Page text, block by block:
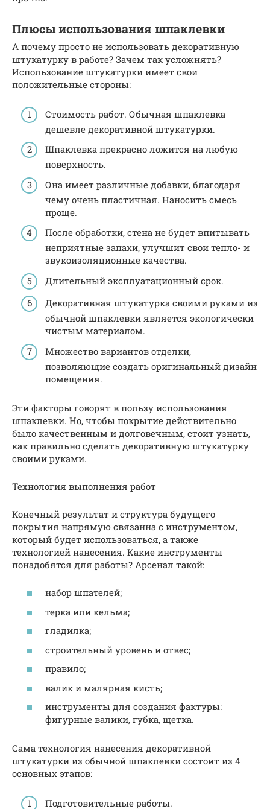
Плюсы использования шпаклевки
А почему просто не использовать декоративную
штукатурку в работе? Зачем так усложнять?
Использование штукатурки имеет свои
положительные стороны:
Стоимость работ. Обычная шпаклевка
дешевле декоративной штукатурки.
Шпаклевка прекрасно ложится на любую
поверхность.
Она имеет различные добавки, благодаря
чему очень пластичная. Наносить смесь
проще.
После обработки, стена не будет впитывать
неприятные запахи, улучшит свои тепло- и
звукоизоляционные качества.
Длительный эксплуатационный срок.
Декоративная штукатурка своими руками из
обычной шпаклевки является экологически
чистым материалом.
Множество вариантов отделки,
позволяющие создать оригинальный дизайн
помещения.
Эти факторы говорят в пользу использования
шпаклевки. Но, чтобы покрытие действительно
было качественным и долговечным, стоит узнать,
как правильно сделать декоративную штукатурку
своими руками.
Технология выполнения работ
Конечный результат и структура будущего
покрытия напрямую связанна с инструментом,
который будет использоваться, а также
технологией нанесения. Какие инструменты
понадобятся для работы? Арсенал такой:
набор шпателей;
терка или кельма;
гладилка;
строительный уровень и отвес;
правило;
валик и малярная кисть;
инструменты для создания фактуры:
фигурные валики, губка, щетка.
Сама технология нанесения декоративной
штукатурки из обычной шпаклевки состоит из 4
основных этапов:
Подготовительные работы.